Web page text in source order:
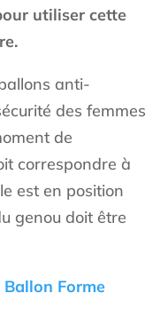
utiliser cette
anti-
des femmes
de
correspondre à
est en position
genou doit être
Forme